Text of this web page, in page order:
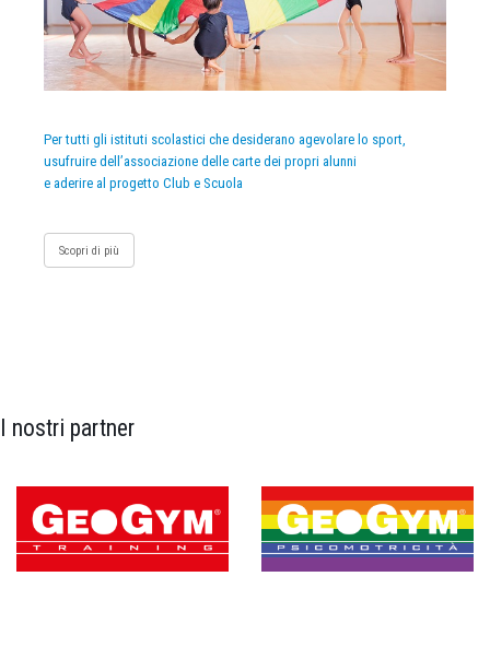
Per tutti gli istituti scolastici che desiderano agevolare lo sport,
usufruire dell’associazione delle carte dei propri alunni
e aderire al progetto Club e Scuola
Scopri di più
I nostri partner